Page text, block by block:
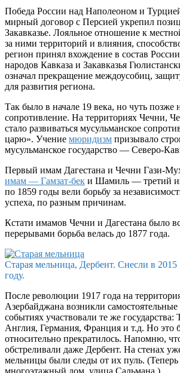
Победа России над Наполеоном и
мирный договор с Персией укрепил
Закавказье. Лояльное отношение к
за ними территорий и влияния,
регион принял вхождение в состав
народов Кавказа и Закавказья
означал прекращение междоусобиц,
для развития региона.
Так было в начале 19 века, но чуть позже
сопротивление. На территориях Чечни,
стало развиваться мусульманское
царю». Учение мюридизм призывало
мусульманское государство — Северо-
Первый имам Дагестана и Чечни Гази-
имам — Гамзат-бек и Шамиль — третий
по 1859 годы вели борьбу за
успеха, по разным причинам.
Кстати имамов Чечни и Дагестана было
перерывами борьба велась до 1877 года.
Старая мельница, Дербент. Снесли в 2015
году.
После революции 1917 года на
Азербайджана возникли самостоятельные
событиях участвовали те же
Англия, Германия, Франция и т.д. Но это
относительно прекратилось. Напомню,
обстреливали даже Дербент. На стенах
мельницы были следы от их пуль. (Теперь
многоэтажный дом. улица Сальмана.)